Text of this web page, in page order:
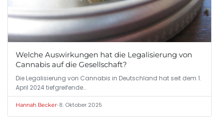
Welche Auswirkungen hat die Legalisierung von
Cannabis auf die Gesellschaft?
Die Legalisierung von Cannabis in Deutschland hat seit dem 1.
April 2024 tiefgreifende…
Hannah Becker•8. Oktober 2025